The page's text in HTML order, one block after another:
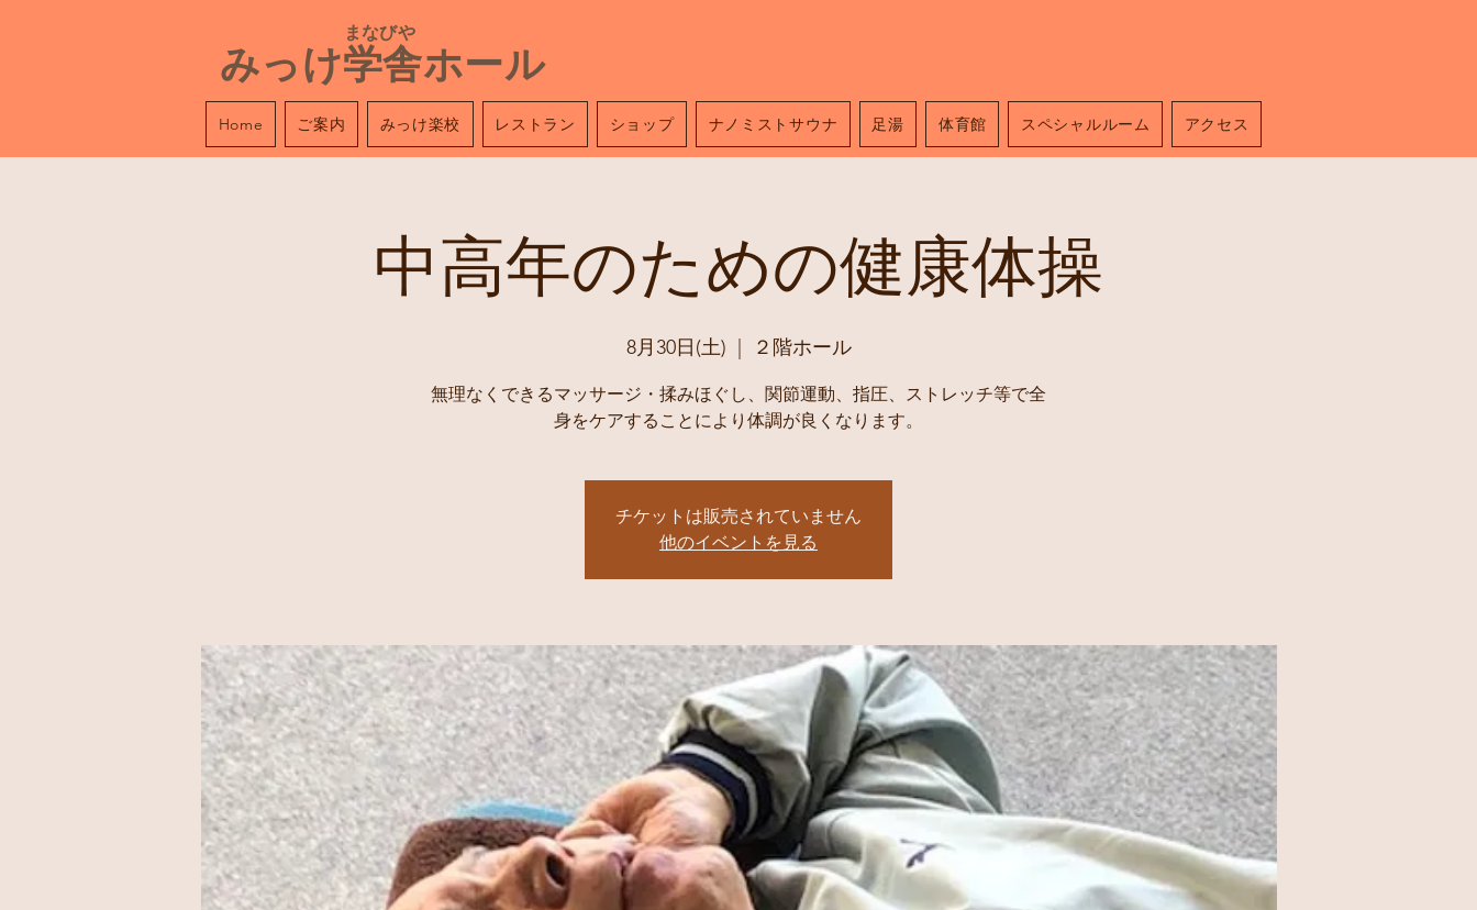
​ まなびや
みっけ学舎ホール
Home ご案内 みっけ楽校 レストラン ショップ ナノミストサウナ 足湯 体育館 スペシャルルーム アクセス
中高年のための健康体操
8月30日(土) ２階ホール
無理なくできるマッサージ・揉みほぐし、関節運動、指圧、ストレッチ等で全
身をケアすることにより体調が良くなります。
チケットは販売されていません
他のイベントを見る